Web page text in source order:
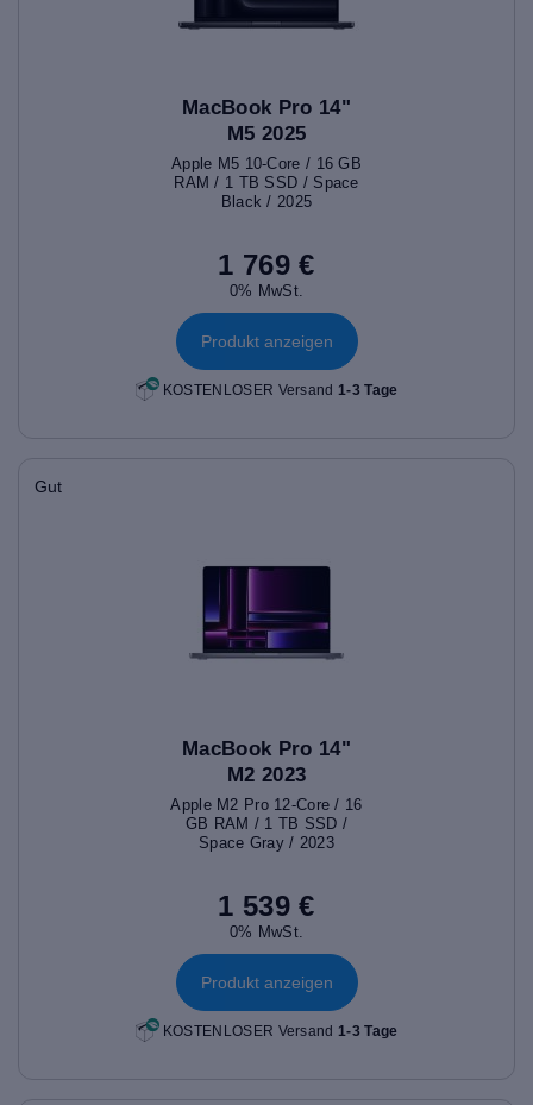
MacBook Pro 14"
M5 2025
Apple M5 10-Core / 16 GB
RAM / 1 TB SSD / Space
Black / 2025
1 769 €
0% MwSt.
Produkt anzeigen
KOSTENLOSER Versand1-3 Tage
Gut
MacBook Pro 14"
M2 2023
Apple M2 Pro 12-Core / 16
GB RAM / 1 TB SSD /
Space Gray / 2023
1 539 €
0% MwSt.
Produkt anzeigen
KOSTENLOSER Versand 1-3 Tage